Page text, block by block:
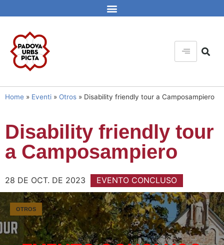
Home » Eventi » Otros » Disability friendly tour a Camposampiero
Disability friendly tour
a Camposampiero
28 DE OCT. DE 2023 EVENTO CONCLUSO
OTROS